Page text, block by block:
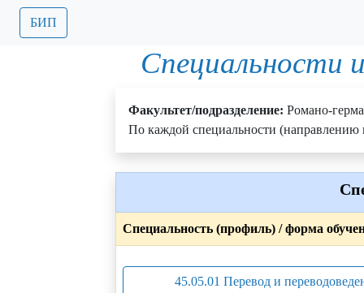
БИП
Специальности
Факультет/подразделение: Романо-
По каждой специальности (направлению
Специальность (профиль) / форма
45.05.01 Перевод и